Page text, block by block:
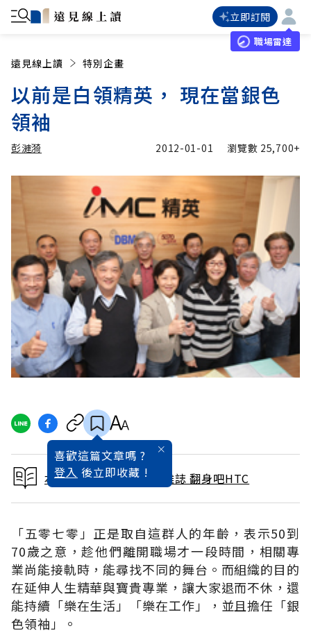
立即訂閱
職場雷達
遠見線上讀 特別企畫
以前是白領精英， 現在當銀色
領袖
彭漣漪
彭漣漪
2012-01-01 瀏覽數 25,700+
喜歡這篇文章嗎 ?
登入 後立即收藏 !
本文出自 2012 / 1月號雜誌 翻身吧HTC
「五零七零」正是取自這群人的年齡，表示50到
70歲之意，趁他們離開職場才一段時間，相關專
業尚能接軌時，能尋找不同的舞台。而組織的目的
在延伸人生精華與寶貴專業，讓大家退而不休，還
能持續「樂在生活」「樂在工作」，並且擔任「銀
色領袖」。